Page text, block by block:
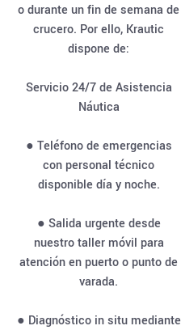
o durante un fin de semana de
crucero. Por ello, Krautic
dispone de:
Servicio 24/7 de Asistencia
Náutica
● Teléfono de emergencias
con personal técnico
disponible día y noche.
● Salida urgente desde
nuestro taller móvil para
atención en puerto o punto de
varada.
● Diagnóstico in situ mediante